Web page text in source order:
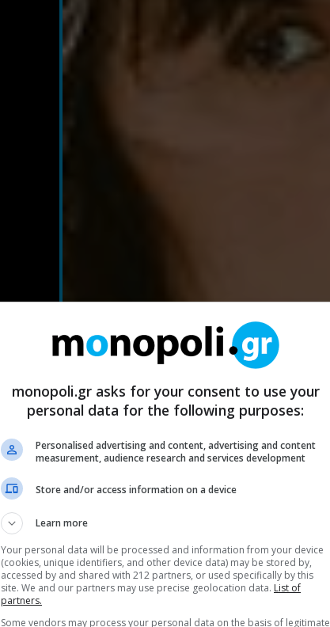
monopoli.gr asks for your consent to use your
personal data for the following purposes:
Personalised advertising and content, advertising and content
measurement, audience research and services development
Store and/or access information on a device
Learn more
Your personal data will be processed and information from your device
(cookies, unique identifiers, and other device data) may be stored by,
accessed by and shared with 212 partners, or used specifically by this
site. We and our partners may use precise geolocation data. List of
partners.
Some vendors may process your personal data on the basis of legitimate